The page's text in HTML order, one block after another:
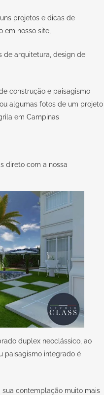
projetos e dicas de
em nosso site,
de arquitetura, design de
construção e paisagismo
algumas fotos de um projeto
em Campinas
duplex neoclássico, ao
paisagismo integrado é
sua contemplação muito mais